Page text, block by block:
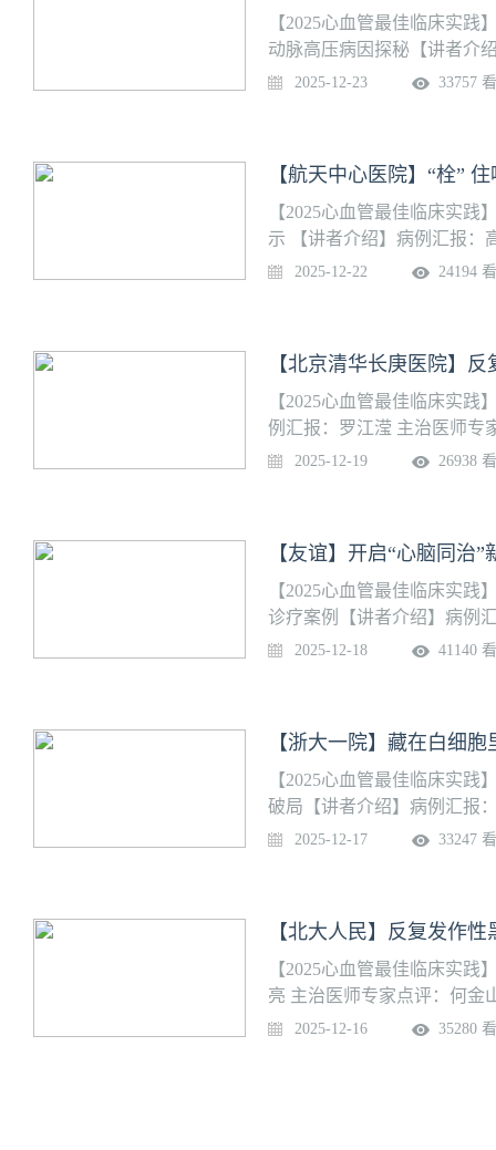
外膜肺氧和ECMO技术救治
脏学会授予美国心脏学会专
范中心，是中国老年心血管
【2025心血管最佳临床实
动脉高压病因探秘【讲者介
主任医师 指导专家：钱菊英
51名。
2025-12-23 33757
【航天中心医院】“栓”
【2025心血管最佳临床实
示 【讲者介绍】病例汇报：
专家：丁春华 教授 【团队
心功能室五大专业学科，发
命支持团队，开展体外膜肺
专业成绩，被美国心脏学会
美国心脏学会专业示范中心
2025-12-22 24194
【北京清华长庚医院】
【2025心血管最佳临床实
例汇报：罗江滢 主治医师专
【团队介绍】北京清华长庚
代谢疾病示范中心以及标准
中心及心电诊断管理中心。
2025-12-19 26938
【友谊】开启“心脑同
【2025心血管最佳临床实
诊疗案例【讲者介绍】病例
【团队介绍】首都医科大学
市自然科学基金、北京市教
题，进行深入的科学研究，
国生理学等国际著名医学杂
2025-12-18 41140
【浙大一院】藏在白细
【2025心血管最佳临床实
破局【讲者介绍】病例汇报
绍】浙江大学医学院附属第
通过了胸痛中心、房颤中心
后流动站。
2025-12-17 33247
【北大人民】反复发作性
【2025心血管最佳临床实
亮 主治医师专家点评：何金
人民医院心血管内科由马万
2025-12-16 35280